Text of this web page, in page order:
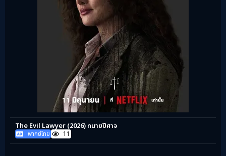
The Evil Lawyer (2026) ทนายปีศาจ
พากย์ไทย 11